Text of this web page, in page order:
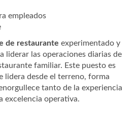
empleados
de restaurante experimentado y
liderar las operaciones diarias de
familiar. Este puesto es
lidera desde el terreno, forma
tanto de la experiencia
excelencia operativa.